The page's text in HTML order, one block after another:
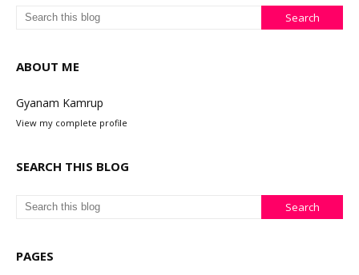
ABOUT ME
Gyanam Kamrup
View my complete profile
SEARCH THIS BLOG
PAGES